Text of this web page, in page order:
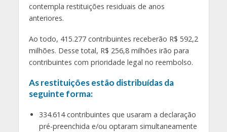
contempla restituições residuais de anos
anteriores.
Ao todo, 415.277 contribuintes receberão R$ 592,2
milhões. Desse total, R$ 256,8 milhões irão para
contribuintes com prioridade legal no reembolso.
As restituições estão distribuídas da
seguinte forma:
334.614 contribuintes que usaram a declaração
pré-preenchida e/ou optaram simultaneamente